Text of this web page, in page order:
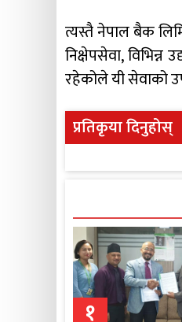
त्यस्तै नेपाल बैक
निक्षेपसेवा,
रहेकोले यी सेवाको
प्रतिकृया दिनुहोस्
१